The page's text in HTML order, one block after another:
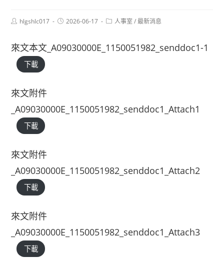
Posthlgshlc017
Post2026-06-17
Post人事室 / 最新消息
來文本文_A09030000E_1150051982_senddoc1-1
下載
來文附件
_A09030000E_1150051982_senddoc1_Attach1
下載
來文附件
_A09030000E_1150051982_senddoc1_Attach2
下載
來文附件
_A09030000E_1150051982_senddoc1_Attach3
下載